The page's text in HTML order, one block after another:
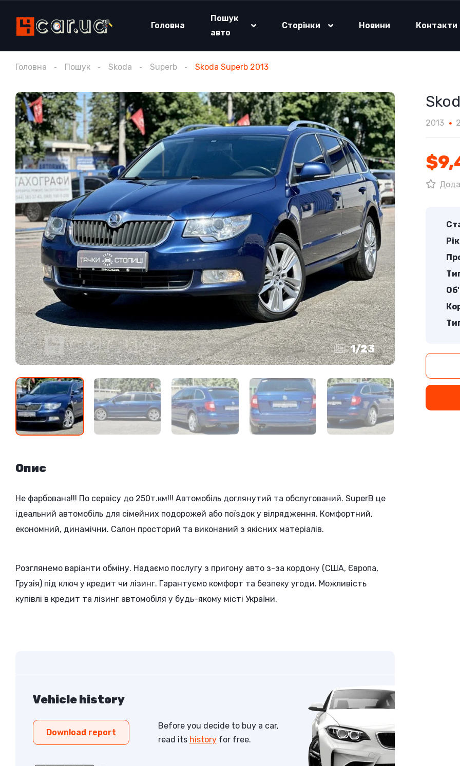
Головна
Пошук
авто
Сторінки Новини Контакти
Головна Пошук Skoda Superb Skoda Superb 2013
1/23
Опис
Не фарбована!!! По сервісу до 250т.км!!! Автомобіль доглянутий та обслугований. SuperB це
ідеальний автомобіль для сімейних подорожей або поїздок у вілрядження. Комфортний,
економний, динамічни. Салон просторий та виконаний з якісних матеріалів.
Розглянемо варіанти обміну. Надаємо послугу з пригону авто з-за кордону (США, Європа,
Грузія) під ключ у кредит чи лізинг. Гарантуємо комфорт та безпеку угоди. Можливість
купівлі в кредит та лізинг автомобіля у будь-якому місті України.
Vehicle history
Download report
Before you decide to buy a car,
read its historyfor free.
2013